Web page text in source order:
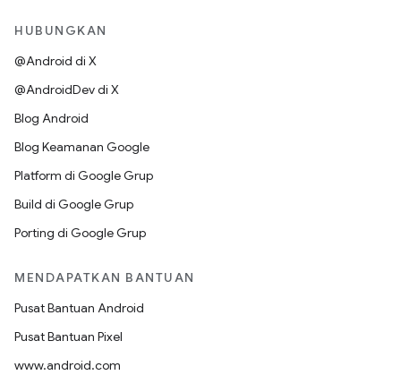
HUBUNGKAN
@Android di X
@AndroidDev di X
Blog Android
Blog Keamanan Google
Platform di Google Grup
Build di Google Grup
Porting di Google Grup
MENDAPATKAN BANTUAN
Pusat Bantuan Android
Pusat Bantuan Pixel
www.android.com